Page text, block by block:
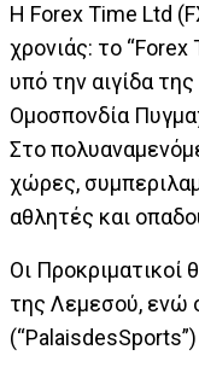
Η Forex Time Ltd
χρονιάς: το
υπό την αιγίδα
Ομοσπονδία
Στο
χώρες,
αθλητές και
Οι
της Λεμεσού, ενώ